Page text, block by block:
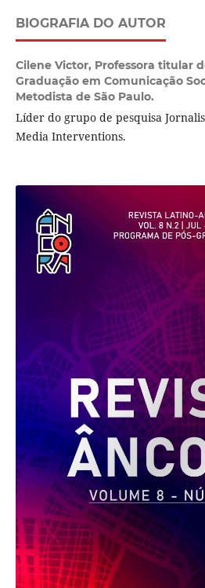
BIOGRAFIA DO AUTOR
Cilene Victor, Professora titular
Graduação em Comunicação
Metodista de São Paulo.
Líder do grupo de pesquisa
Media Interventions.